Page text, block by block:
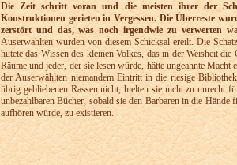
Die Zeit schritt voran und die meisten ihrer der
Konstruktionen gerieten in Vergessen. Die Überreste
zerstört und das, was noch irgendwie zu verwerten
Auserwählten wurden von diesem Schicksal ereilt. Die
hütete das Wissen des kleinen Volkes, das in der Weisheit die
Räume und jeder, der sie lesen würde, hätte ungeahnte
der Auserwählten niemandem Eintritt in die riesige
übrig gebliebenen Rassen nicht, hielten sie nicht zu unrecht
unbezahlbaren Bücher, sobald sie den Barbaren in die
aufhören würde, zu existieren.